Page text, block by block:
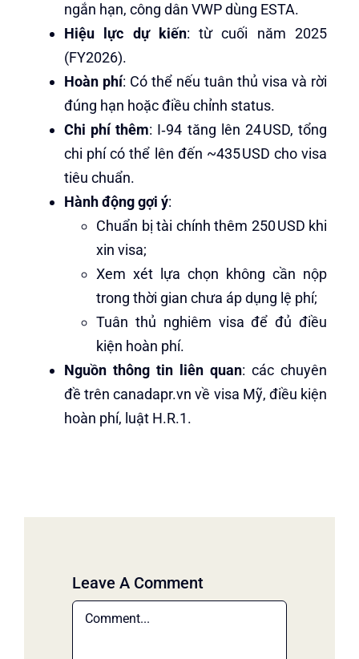
ngắn hạn, công dân VWP dùng ESTA.
Hiệu lực dự kiến: từ cuối năm 2025
(FY2026).
Hoàn phí: Có thể nếu tuân thủ visa và rời
đúng hạn hoặc điều chỉnh status.
Chi phí thêm: I‑94 tăng lên 24 USD, tổng
chi phí có thể lên đến ~435 USD cho visa
tiêu chuẩn.
Hành động gợi ý:
Chuẩn bị tài chính thêm 250 USD khi
xin visa;
Xem xét lựa chọn không cần nộp
trong thời gian chưa áp dụng lệ phí;
Tuân thủ nghiêm visa để đủ điều
kiện hoàn phí.
Nguồn thông tin liên quan: các chuyên
đề trên canadapr.vn về visa Mỹ, điều kiện
hoàn phí, luật H.R.1.
Leave A Comment
Comment